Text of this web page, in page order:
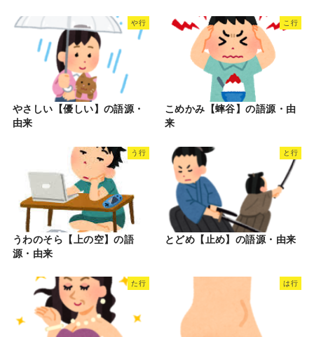
や行
やさしい【優しい】の語源・
由来
こ行
こめかみ【蟀谷】の語源・由
来
う行
うわのそら【上の空】の語
源・由来
と行
とどめ【止め】の語源・由来
た行 は行